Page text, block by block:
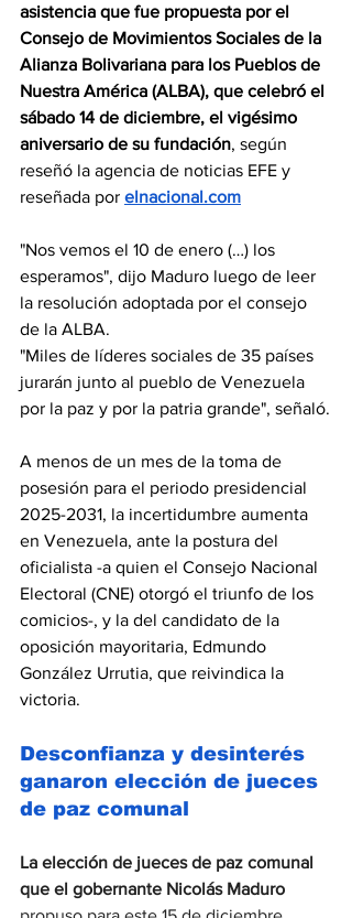
asistencia que fue propuesta por el
Consejo de Movimientos Sociales de la
Alianza Bolivariana para los Pueblos de
Nuestra América (ALBA), que celebró el
sábado 14 de diciembre, el vigésimo
aniversario de su fundación, según
reseñó la agencia de noticias EFE y
reseñada por elnacional.com
"Nos vemos el 10 de enero (…) los
esperamos", dijo Maduro luego de leer
la resolución adoptada por el consejo
de la ALBA.
"Miles de líderes sociales de 35 países
jurarán junto al pueblo de Venezuela
por la paz y por la patria grande", señaló.
A menos de un mes de la toma de
posesión para el periodo presidencial
2025-2031, la incertidumbre aumenta
en Venezuela, ante la postura del
oficialista -a quien el Consejo Nacional
Electoral (CNE) otorgó el triunfo de los
comicios-, y la del candidato de la
oposición mayoritaria, Edmundo
González Urrutia, que reivindica la
victoria.
Desconfianza y desinterés
ganaron elección de jueces
de paz comunal
La elección de jueces de paz comunal
que el gobernante Nicolás Maduro